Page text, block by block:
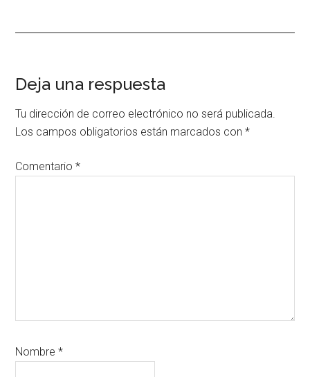
Interacciones
con
los
lectores
Deja una respuesta
Tu dirección de correo electrónico no será publicada.
Los campos obligatorios están marcados con*
Comentario*
Nombre*